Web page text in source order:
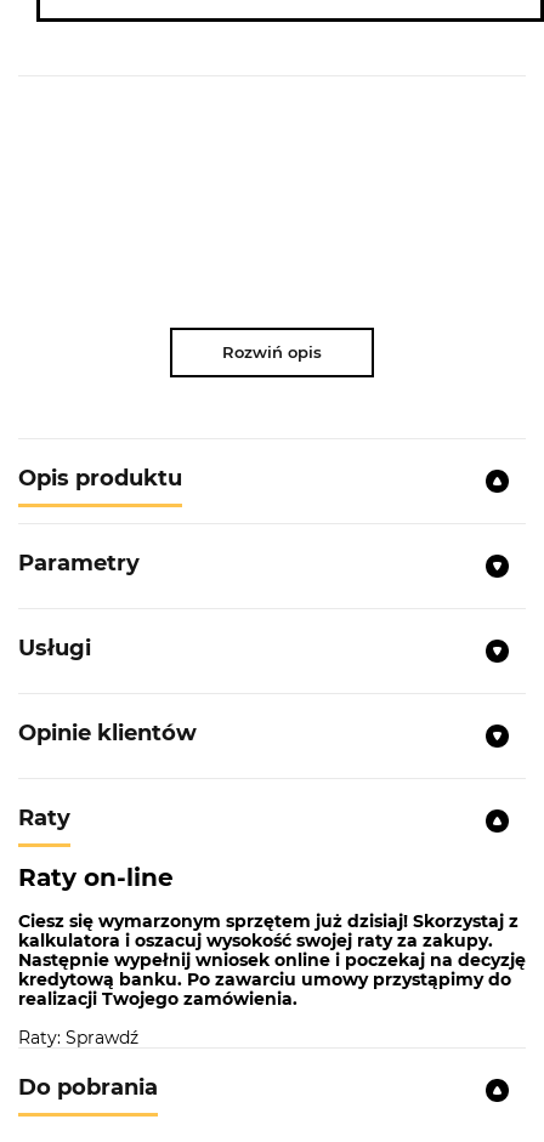
Rozwiń opis
Opis produktu
Parametry
Usługi
Opinie klientów
Raty
Raty on-line
Ciesz się wymarzonym sprzętem już dzisiaj! Skorzystaj z
kalkulatora i oszacuj wysokość swojej raty za zakupy.
Następnie wypełnij wniosek online i poczekaj na decyzję
kredytową banku. Po zawarciu umowy przystąpimy do
realizacji Twojego zamówienia.
Raty: Sprawdź
Do pobrania